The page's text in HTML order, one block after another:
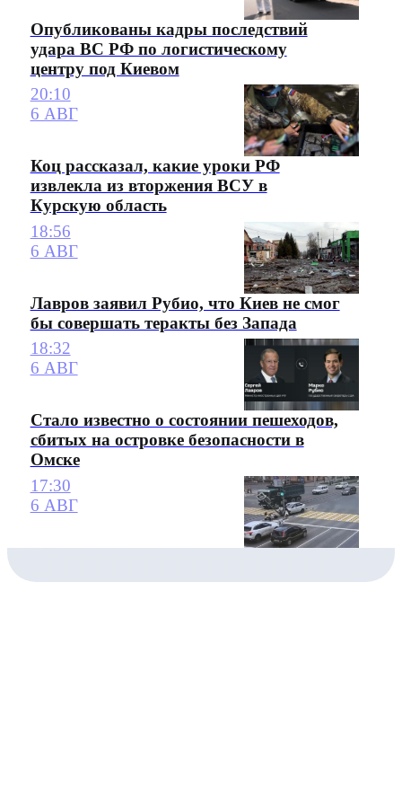
Опубликованы кадры последствий
удара ВС РФ по логистическому
центру под Киевом
20:10
6 АВГ
Коц рассказал, какие уроки РФ
извлекла из вторжения ВСУ в
Курскую область
18:56
6 АВГ
Лавров заявил Рубио, что Киев не смог
бы совершать теракты без Запада
18:32
6 АВГ
Стало известно о состоянии пешеходов,
сбитых на островке безопасности в
Омске
17:30
6 АВГ